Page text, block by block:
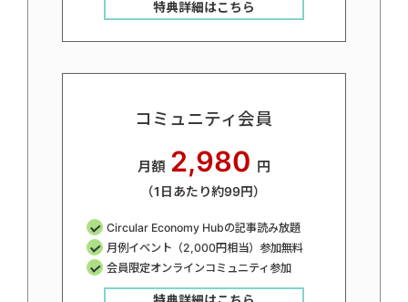
特典詳細はこちら
コミュニティ会員
月額 2,980 円
（1日あたり約99円）
Circular Economy Hubの記事読み放題
月例イベント（2,000円相当）参加無料
会員限定オンラインコミュニティ参加